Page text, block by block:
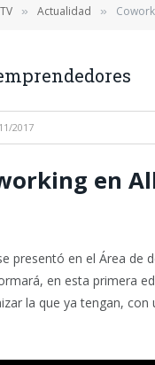
» Actualidad »
2017
en
presentó en el Área de
en esta primera
la que ya tengan,